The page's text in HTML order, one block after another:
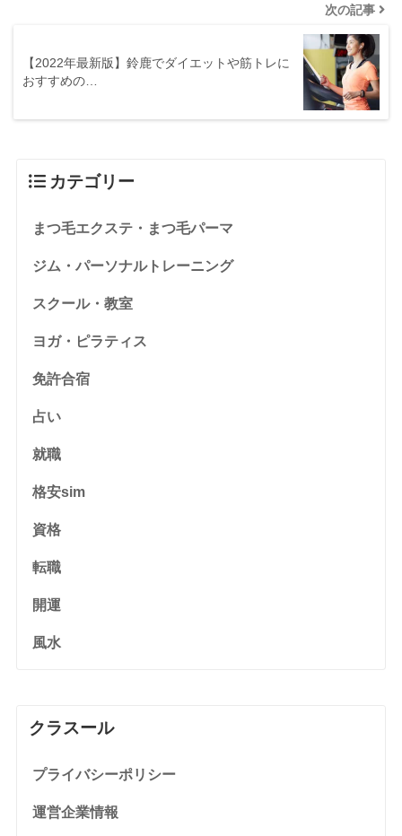
次の記事
【2022年最新版】鈴鹿でダイエットや筋トレに
おすすめの…
カテゴリー
まつ毛エクステ・まつ毛パーマ
ジム・パーソナルトレーニング
スクール・教室
ヨガ・ピラティス
免許合宿
占い
就職
格安sim
資格
転職
開運
風水
クラスール
プライバシーポリシー
運営企業情報